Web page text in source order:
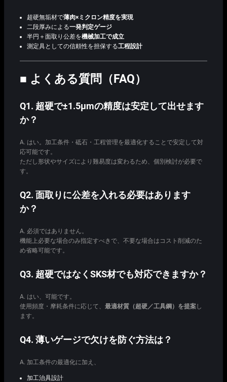
超硬無垢材で薄肉×ミクロン精度を実現
二段厚みによる一発判定ゲージ
半円＋面取り公差を機械加工で成立
測定具としての信頼性を担保する工程設計
■ よくある質問（FAQ）
Q1. 超硬で±1.5μmの精度は安定して出せます
か？
A. はい。加工条件・砥石・工程管理を最適化することで安定して対
応可能です。
ただし形状やサイズにより難易度は変わるため、個別検討が必要で
す。
Q2. 面取りに公差を入れる必要はあります
か？
A. 必須ではありません。
機能上必要な場合のみ指定すべきで、不要な場合はコスト削減のた
め省略可能です。
Q3. 超硬ではなくSKS材でも対応できますか？
A. はい、可能です。
使用頻度・摩耗条件に応じて、 最適材質（超硬／工具鋼）を提案し
ます。
Q4. 薄いゲージで欠けを防ぐ方法は？
A. 加工条件の最適化に加え、
加工治具設計